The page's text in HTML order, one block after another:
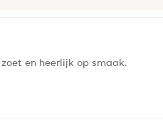
en heerlijk op smaak.